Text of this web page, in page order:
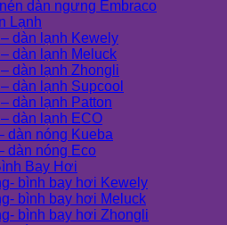
dàn ngưng Embraco
Lạnh
dàn lạnh Kewely
dàn lạnh Meluck
dàn lạnh Zhongli
dàn lạnh Supcool
dàn lạnh Patton
dàn lạnh ECO
dàn nóng Kueba
dàn nóng Eco
Bay Hơi
bình bay hơi Kewely
bình bay hơi Meluck
bình bay hơi Zhongli